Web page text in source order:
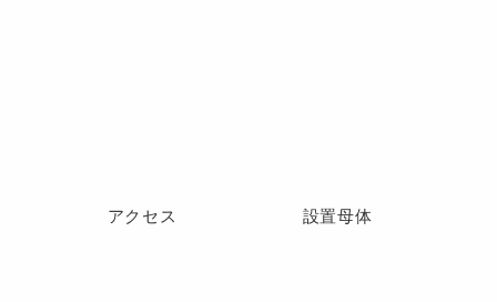
アクセス 設置母体